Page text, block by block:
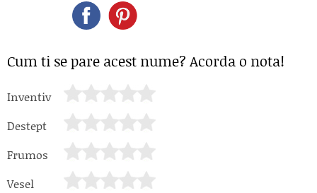
Cum ti se pare acest nume? Acorda o nota!
Inventiv
Destept
Frumos
Vesel